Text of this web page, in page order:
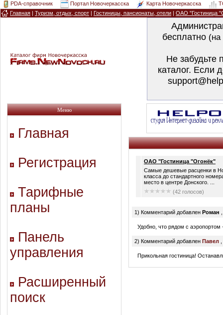
PDA-справочник Портал Новочеркасска Карта Новочеркасска
Главная | Туризм, отдых, спорт | Гостиницы, пансионаты, отели | ОАО "Гостиница
бесплатно
Не забудьте
каталог. Если
Меню
Главная
Регистрация
Тарифные
планы
Панель
управления
Расширенный
поиск
ОАО "Гостиница "Огонёк"
Самые дешевые расценки в
класса до стандартного
место в центре Донского. ...
(42 голосов)
1) Комментарий добавлен Роман
Удобно, что рядом с
2) Комментарий добавлен Павел
Прикольная гостиница!